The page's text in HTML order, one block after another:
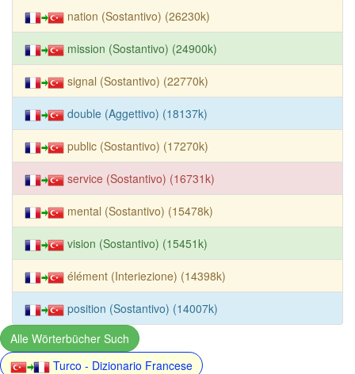
nation (Sostantivo) (26230k)
mission (Sostantivo) (24900k)
signal (Sostantivo) (22770k)
double (Aggettivo) (18137k)
public (Sostantivo) (17270k)
service (Sostantivo) (16731k)
mental (Sostantivo) (15478k)
vision (Sostantivo) (15451k)
élément (Interiezione) (14398k)
position (Sostantivo) (14007k)
Alle Wörterbücher Such
Turco - Dizionario Francese